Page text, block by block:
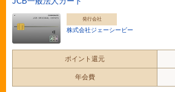
発行会社
株式会社ジェーシービー
ポイント還元
年会費